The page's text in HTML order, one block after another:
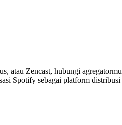
atau Zencast, hubungi agregatormu
Spotify sebagai platform distribusi